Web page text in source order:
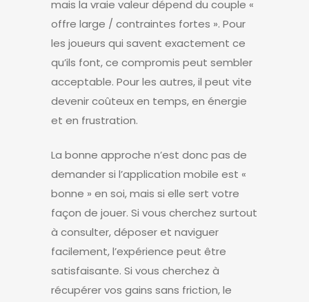
mais la vraie valeur dépend du couple «
offre large / contraintes fortes ». Pour
les joueurs qui savent exactement ce
qu’ils font, ce compromis peut sembler
acceptable. Pour les autres, il peut vite
devenir coûteux en temps, en énergie
et en frustration.
La bonne approche n’est donc pas de
demander si l’application mobile est «
bonne » en soi, mais si elle sert votre
façon de jouer. Si vous cherchez surtout
à consulter, déposer et naviguer
facilement, l’expérience peut être
satisfaisante. Si vous cherchez à
récupérer vos gains sans friction, le